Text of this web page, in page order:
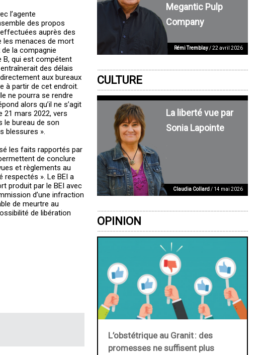
l’agente
des propos
effectuées auprès des
les menaces de mort
la compagnie
B, qui est compétent
des délais
aux bureaux
à partir de cet endroit.
ne pourra se rendre
alors qu’il ne s’agit
21 mars 2022, vers
le bureau de son
blessures ».
les faits rapportés par
de conclure
et règlements au
respectés ». Le BEI a
produit par le BEI avec
d’une infraction
de meurtre au
de libération
Megantic Pulp
Company
Rémi Tremblay/ 22 avril 2026
CULTURE
La liberté vue par
Sonia Lapointe
Claudia Collard/ 14 mai 2026
OPINION
L’obstétrique au ­Granit : des
promesses ne suffisent plus